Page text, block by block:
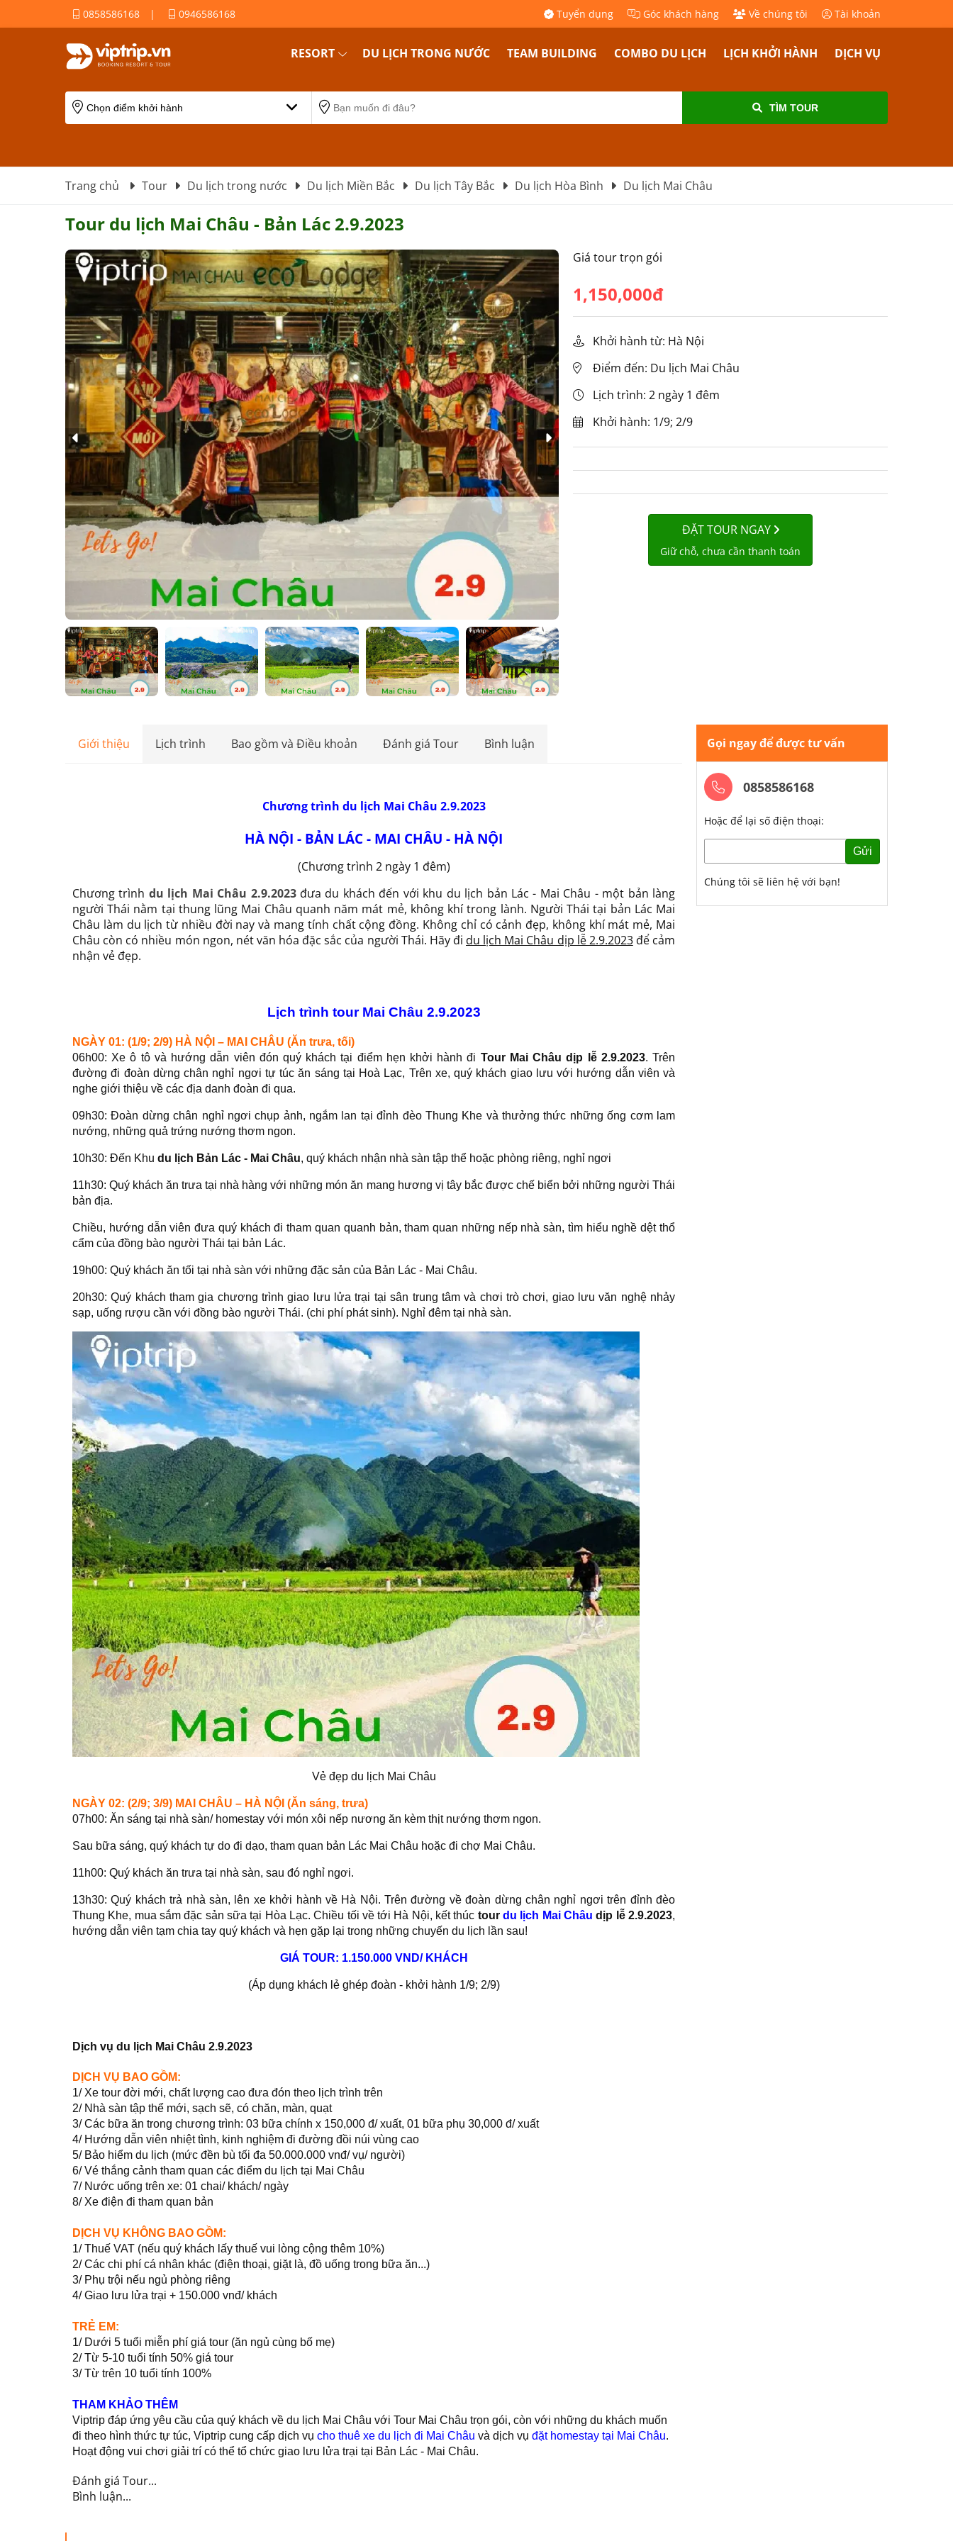
0858586168 | 0946586168 Tuyển dụng Góc khách hàng Về chúng tôi Tài khoản
RESORT DU LỊCH TRONG NƯỚC TEAM BUILDING COMBO DU LỊCH LỊCH KHỞI HÀNH DỊCH VỤ
TÌM TOUR
Trang chủ Tour Du lịch trong nước Du lịch Miền Bắc Du lịch Tây Bắc Du lịch Hòa Bình Du lịch Mai Châu
Tour du lịch Mai Châu - Bản Lác 2.9.2023
Giá tour trọn gói
1,150,000đ
Khởi hành từ: Hà Nội
Điểm đến: Du lịch Mai Châu
Lịch trình: 2 ngày 1 đêm
Khởi hành: 1/9; 2/9
ĐẶT TOUR NGAY
Giữ chỗ, chưa cần thanh toán
Giới thiệu Lịch trình Bao gồm và Điều khoản Đánh giá Tour Bình luận
Chương trình du lịch Mai Châu 2.9.2023
HÀ NỘI - BẢN LÁC - MAI CHÂU - HÀ NỘI
(Chương trình 2 ngày 1 đêm)
Chương trình du lịch Mai Châu 2.9.2023đưa du khách đến với khu du lịch bản Lác - Mai Châu - một bản làng
người Thái nằm tại thung lũng Mai Châu quanh năm mát mẻ, không khí trong lành. Người Thái tại bản Lác Mai
Châu làm du lịch từ nhiều đời nay và mang tính chất cộng đồng. Không chỉ có cảnh đẹp, không khí mát mẻ, Mai
Châu còn có nhiều món ngon, nét văn hóa đặc sắc của người Thái. Hãy đi du lịch Mai Châu dịp lễ 2.9.2023để cảm
nhận vẻ đẹp.
Lịch trình tour Mai Châu 2.9.2023
NGÀY 01: (1/9; 2/9) HÀ NỘI – MAI CHÂU (Ăn trưa, tối)
06h00: Xe ô tô và hướng dẫn viên đón quý khách tại điểm hẹn khởi hành đi Tour Mai Châu dịp lễ 2.9.2023. Trên
đường đi đoàn dừng chân nghỉ ngơi tự túc ăn sáng tại Hoà Lạc, Trên xe, quý khách giao lưu với hướng dẫn viên và
nghe giới thiệu về các địa danh đoàn đi qua.
09h30: Đoàn dừng chân nghỉ ngơi chụp ảnh, ngắm lan tại đỉnh đèo Thung Khe và thưởng thức những ống cơm lam
nướng, những quả trứng nướng thơm ngon.
10h30: Đến Khu du lịch Bản Lác - Mai Châu, quý khách nhận nhà sàn tập thể hoặc phòng riêng, nghỉ ngơi
11h30: Quý khách ăn trưa tại nhà hàng với những món ăn mang hương vị tây bắc được chế biển bởi những người Thái
bản địa.
Chiều, hướng dẫn viên đưa quý khách đi tham quan quanh bản, tham quan những nếp nhà sàn, tìm hiểu nghề dệt thổ
cẩm của đồng bào người Thái tại bản Lác.
19h00: Quý khách ăn tối tại nhà sàn với những đặc sản của Bản Lác - Mai Châu.
20h30: Quý khách tham gia chương trình giao lưu lửa trại tại sân trung tâm và chơi trò chơi, giao lưu văn nghệ nhảy
sạp, uống rượu cần với đồng bào người Thái. (chi phí phát sinh). Nghỉ đêm tại nhà sàn.
Vẻ đẹp du lịch Mai Châu
NGÀY 02: (2/9; 3/9) MAI CHÂU – HÀ NỘI (Ăn sáng, trưa)
07h00: Ăn sáng tại nhà sàn/ homestay với món xôi nếp nương ăn kèm thịt nướng thơm ngon.
Sau bữa sáng, quý khách tự do đi dạo, tham quan bản Lác Mai Châu hoặc đi chợ Mai Châu.
11h00: Quý khách ăn trưa tại nhà sàn, sau đó nghỉ ngơi.
13h30: Quý khách trả nhà sàn, lên xe khởi hành về Hà Nội. Trên đường về đoàn dừng chân nghỉ ngơi trên đỉnh đèo
Thung Khe, mua sắm đặc sản sữa tại Hòa Lạc. Chiều tối về tới Hà Nội, kết thúc tourdu lịch Mai Châu dịp lễ 2.9.2023,
hướng dẫn viên tạm chia tay quý khách và hẹn gặp lại trong những chuyến du lịch lần sau!
GIÁ TOUR: 1.150.000 VND/ KHÁCH
(Áp dụng khách lẻ ghép đoàn - khởi hành 1/9; 2/9)
Dịch vụ du lịch Mai Châu 2.9.2023
DỊCH VỤ BAO GỒM:
1/ Xe tour đời mới, chất lượng cao đưa đón theo lịch trình trên
2/ Nhà sàn tập thể mới, sạch sẽ, có chăn, màn, quạt
3/ Các bữa ăn trong chương trình: 03 bữa chính x 150,000 đ/ xuất, 01 bữa phụ 30,000 đ/ xuất
4/ Hướng dẫn viên nhiệt tình, kinh nghiệm đi đường đồi núi vùng cao
5/ Bảo hiểm du lịch (mức đền bù tối đa 50.000.000 vnđ/ vụ/ người)
6/ Vé thắng cảnh tham quan các điểm du lịch tại Mai Châu
7/ Nước uống trên xe: 01 chai/ khách/ ngày
8/ Xe điện đi tham quan bản
DỊCH VỤ KHÔNG BAO GỒM:
1/ Thuế VAT (nếu quý khách lấy thuế vui lòng cộng thêm 10%)
2/ Các chi phí cá nhân khác (điện thoại, giặt là, đồ uống trong bữa ăn...)
3/ Phụ trội nếu ngủ phòng riêng
4/ Giao lưu lửa trại + 150.000 vnđ/ khách
TRẺ EM:
1/ Dưới 5 tuổi miễn phí giá tour (ăn ngủ cùng bố mẹ)
2/ Từ 5-10 tuổi tính 50% giá tour
3/ Từ trên 10 tuổi tính 100%
THAM KHẢO THÊM
Viptrip đáp ứng yêu cầu của quý khách về du lịch Mai Châu với Tour Mai Châu trọn gói, còn với những du khách muốn
đi theo hình thức tự túc, Viptrip cung cấp dịch vụ cho thuê xe du lịch đi Mai Châu và dịch vụ đặt homestay tại Mai Châu.
Hoạt động vui chơi giải trí có thể tổ chức giao lưu lửa trại tại Bản Lác - Mai Châu.
Đánh giá Tour...
Bình luận...
Gọi ngay để được tư vấn
0858586168
Hoặc để lại số điện thoại:
Gửi
Chúng tôi sẽ liên hệ với bạn!